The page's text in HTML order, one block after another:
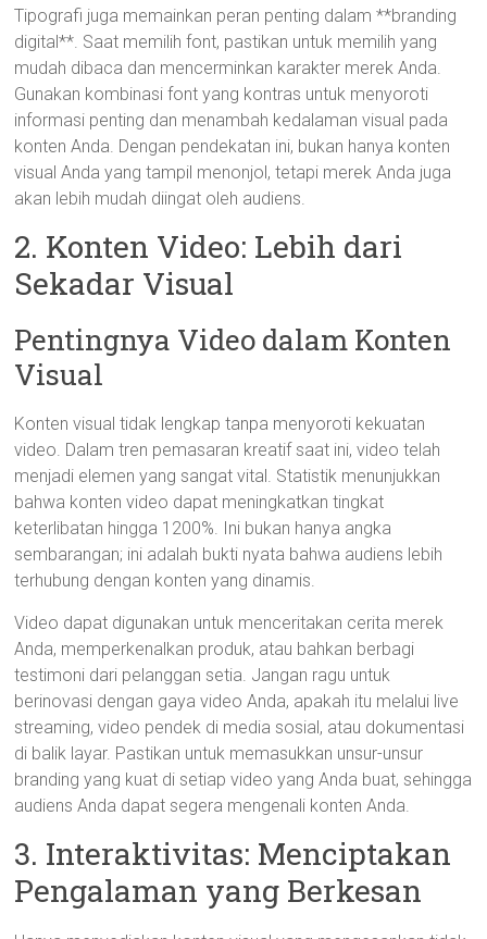
Tipografi juga memainkan peran penting dalam **branding
digital**. Saat memilih font, pastikan untuk memilih yang
mudah dibaca dan mencerminkan karakter merek Anda.
Gunakan kombinasi font yang kontras untuk menyoroti
informasi penting dan menambah kedalaman visual pada
konten Anda. Dengan pendekatan ini, bukan hanya konten
visual Anda yang tampil menonjol, tetapi merek Anda juga
akan lebih mudah diingat oleh audiens.
2. Konten Video: Lebih dari
Sekadar Visual
Pentingnya Video dalam Konten
Visual
Konten visual tidak lengkap tanpa menyoroti kekuatan
video. Dalam tren pemasaran kreatif saat ini, video telah
menjadi elemen yang sangat vital. Statistik menunjukkan
bahwa konten video dapat meningkatkan tingkat
keterlibatan hingga 1200%. Ini bukan hanya angka
sembarangan; ini adalah bukti nyata bahwa audiens lebih
terhubung dengan konten yang dinamis.
Video dapat digunakan untuk menceritakan cerita merek
Anda, memperkenalkan produk, atau bahkan berbagi
testimoni dari pelanggan setia. Jangan ragu untuk
berinovasi dengan gaya video Anda, apakah itu melalui live
streaming, video pendek di media sosial, atau dokumentasi
di balik layar. Pastikan untuk memasukkan unsur-unsur
branding yang kuat di setiap video yang Anda buat, sehingga
audiens Anda dapat segera mengenali konten Anda.
3. Interaktivitas: Menciptakan
Pengalaman yang Berkesan